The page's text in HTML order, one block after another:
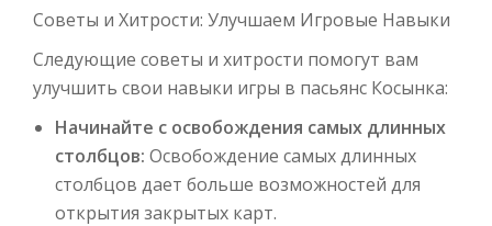
Советы и Хитрости: Улучшаем Игровые Навыки
Следующие советы и хитрости помогут вам
улучшить свои навыки игры в пасьянс Косынка:
Начинайте с освобождения самых длинных
столбцов: Освобождение самых длинных
столбцов дает больше возможностей для
открытия закрытых карт.